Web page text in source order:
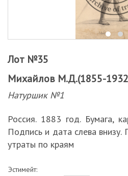
Лот №35
Михайлов М.Д.(1855-1932
Натуршик №1
Россия. 1883 год. Бумага,
Подпись и дата слева
утраты по краям
Эстимейт: